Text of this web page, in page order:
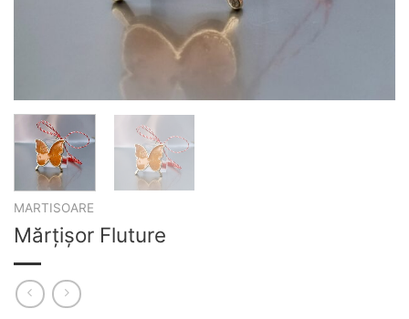
MARTISOARE
Mărțișor Fluture